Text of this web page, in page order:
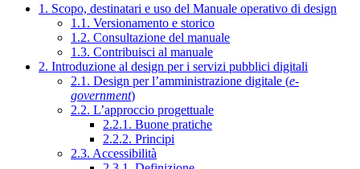
1. Scopo, destinatari e uso del Manuale operativo di design
1.1. Versionamento e storico
1.2. Consultazione del manuale
1.3. Contribuisci al manuale
2. Introduzione al design per i servizi pubblici digitali
2.1. Design per l’amministrazione digitale (e-
government)
2.2. L’approccio progettuale
2.2.1. Buone pratiche
2.2.2. Principi
2.3. Accessibilità